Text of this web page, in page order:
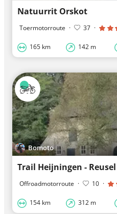
Natuurrit Orskot
Toermotorroute · 37 ·
165 km 142 m
Bomoto
Trail Heijningen - Reusel
Offroadmotorroute · 10 ·
154 km 312 m